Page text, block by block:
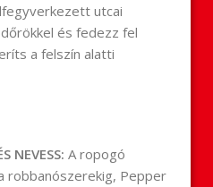
utcai
és fedezz fel
a felszín alatti
NEVESS: A ropogó
robbanószerekig, Pepper